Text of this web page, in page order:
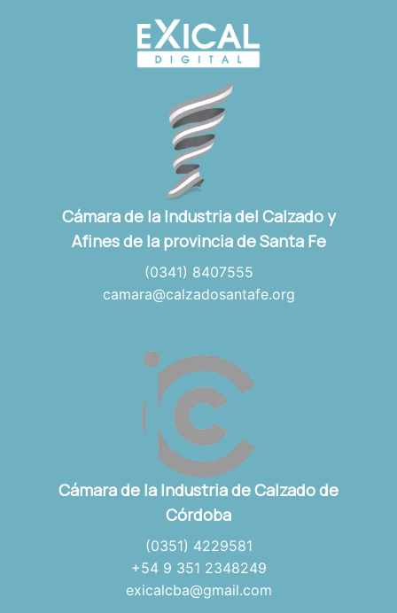
Cámara de la Industria del Calzado y
Afines de la provincia de Santa Fe
(0341) 8407555
camara@calzadosantafe.org
Cámara de la Industria de Calzado de
Córdoba
(0351) 4229581
+54 9 351 2348249
exicalcba@gmail.com